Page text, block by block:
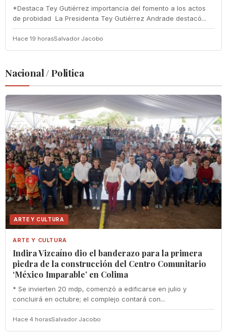
‎*Destaca Tey Gutiérrez importancia del fomento a los actos
de probidad ‎ La Presidenta Tey Gutiérrez Andrade destacó...
Hace 19 horasSalvador Jacobo
Nacional / Politica
ARTE Y CULTURA
ARTE Y CULTURA
Indira Vizcaíno dio el banderazo para la primera
piedra de la construcción del Centro Comunitario
‘México Imparable’ en Colima
* Se invierten 20 mdp, comenzó a edificarse en julio y
concluirá en octubre; el complejo contará con...
Hace 4 horasSalvador Jacobo
GOBIERNO